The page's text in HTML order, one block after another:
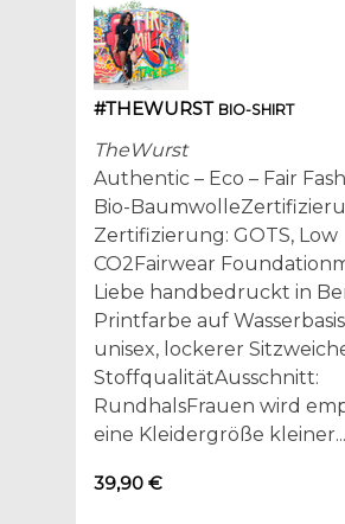
#THEWURST BIO-SHIRT
TheWurst
Authentic – Eco – Fair
Bio-
Zertifizierung: GOTS, Low
CO2Fairwear
Liebe handbedruckt in
Printfarbe auf
unisex, lockerer
StoffqualitätAusschnitt:
RundhalsFrauen wird
eine Kleidergröße kleiner...
39,90 €